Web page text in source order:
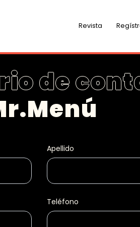
Revista
de
Apellido
Teléfono